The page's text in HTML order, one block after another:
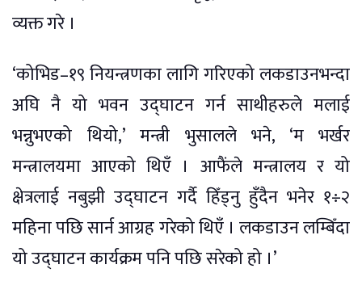
व्यक्त गरे ।
‘कोभिड–१९ नियन्त्रणका लागि गरिएको लकडाउनभन्दा
अघि नै यो भवन उद्घाटन गर्न साथीहरुले मलाई
भन्नुभएको थियो,’ मन्त्री भुसालले भने, ‘म भर्खर
मन्त्रालयमा आएको थिएँ । आफैंले मन्त्रालय र यो
क्षेत्रलाई नबुझी उद्घाटन गर्दै हिँड्नु हुँदैन भनेर १÷२
महिना पछि सार्न आग्रह गरेको थिएँ । लकडाउन लम्बिँदा
यो उद्घाटन कार्यक्रम पनि पछि सरेको हो ।’